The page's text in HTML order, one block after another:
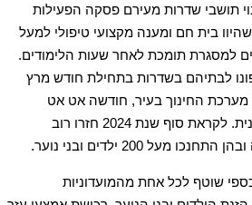
תושבי שדרות מעירם פסקה הפעילות
שהיוו בית חם ומענה מקצועי טיפולי למעל
למסגרת תומכת לאחר שעות הלימודים.
לבתיהם בשדרות בתחילת חודש מרץ
מערכת החינוך בעיר, חודשה אט אט
פעילותן של חלק מהמועדונית. לקראת סוף שנת 2024 חזרו רוב
מעל 200 ילדים ובני נוער.
שוטף לכל אחת מהמועדוניות